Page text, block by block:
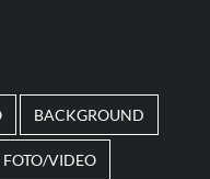
BACKGROUND
FOTO/VIDEO